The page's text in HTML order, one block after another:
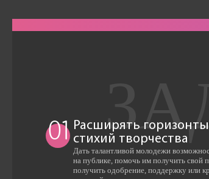
01 Расширять
стихий творчества
Дать талантливой молодежи
на публике, помочь им получить свой
получить одобрение, поддержку или